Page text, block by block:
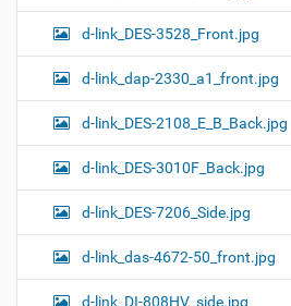
d-link_DES-3528_Front.jpg
d-link_dap-2330_a1_front.jpg
d-link_DES-2108_E_B_Back.jpg
d-link_DES-3010F_Back.jpg
d-link_DES-7206_Side.jpg
d-link_das-4672-50_front.jpg
d-link_DI-808HV_side.jpg